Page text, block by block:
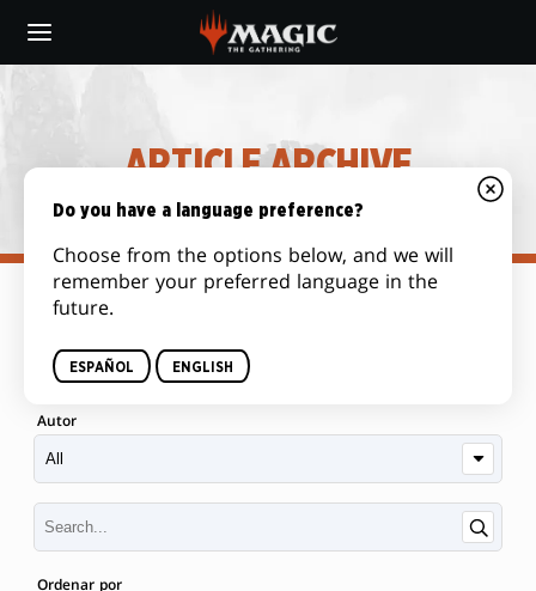
main
ARTICLE ARCHIVE
Autor
Ordenar por
Do you have a language preference?
Choose from the options below, and we will
remember your preferred language in the
future.
ESPAÑOL ENGLISH